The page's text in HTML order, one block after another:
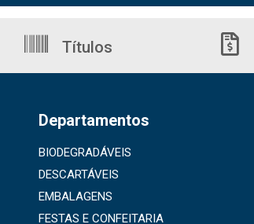
Títulos
Departamentos
BIODEGRADÁVEIS
DESCARTÁVEIS
EMBALAGENS
FESTAS E CONFEITARIA